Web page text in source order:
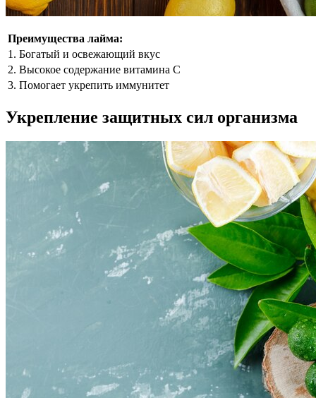
Преимущества лайма:
1. Богатый и освежающий вкус
2. Высокое содержание витамина C
3. Помогает укрепить иммунитет
Укрепление защитных сил организма